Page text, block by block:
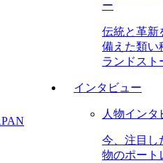
ー
伝統と革新
備えた類い
ランドスト
インタビュー
人物インタ
今、注目し
物のポート